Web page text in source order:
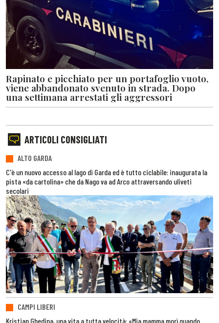
Rapinato e picchiato per un portafoglio vuoto,
viene abbandonato svenuto in strada. Dopo
una settimana arrestati gli aggressori
ARTICOLI CONSIGLIATI
ALTO GARDA
C'è un nuovo accesso al lago di Garda ed è tutto ciclabile: inaugurata la
pista «da cartolina» che da Nago va ad Arco attraversando uliveti
secolari
CAMPI LIBERI
Kristian Ghedina, una vita a tutta velocità: «Mia mamma morì quando